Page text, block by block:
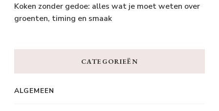
Koken zonder gedoe: alles wat je moet weten over
groenten, timing en smaak
CATEGORIEËN
ALGEMEEN